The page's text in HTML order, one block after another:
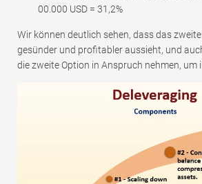
00.000 USD = 31,2%
Wir können deutlich sehen, dass das
gesünder und profitabler aussieht, und
die zweite Option in Anspruch nehmen, um